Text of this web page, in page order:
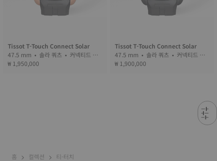
Tissot T-Touch Connect Solar
47.5 mm • 솔라 쿼츠 • 커넥티드 택
타일 • Ceramic
₩ 1,950,000
Tissot T-Touch Connect Solar
47.5 mm • 솔라 쿼츠 • 커넥티드 택
타일 • Ceramic
₩ 1,900,000
홈 컬렉션 티-터치